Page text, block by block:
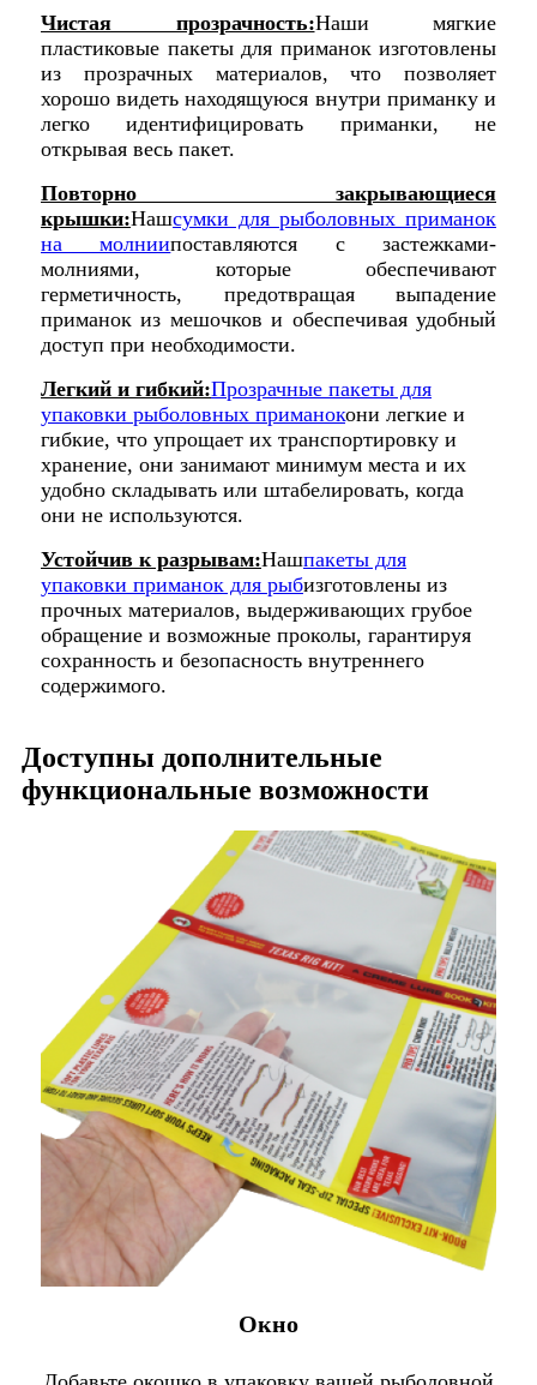
Чистая прозрачность:Наши мягкие
пластиковые пакеты для приманок изготовлены
из прозрачных материалов, что позволяет
хорошо видеть находящуюся внутри приманку и
легко идентифицировать приманки, не
открывая весь пакет.
Повторно закрывающиеся
крышки:Нашсумки для рыболовных приманок
на молниипоставляются с застежками-
молниями, которые обеспечивают
герметичность, предотвращая выпадение
приманок из мешочков и обеспечивая удобный
доступ при необходимости.
Легкий и гибкий:Прозрачные пакеты для
упаковки рыболовных приманокони легкие и
гибкие, что упрощает их транспортировку и
хранение, они занимают минимум места и их
удобно складывать или штабелировать, когда
они не используются.
Устойчив к разрывам:Нашпакеты для
упаковки приманок для рыбизготовлены из
прочных материалов, выдерживающих грубое
обращение и возможные проколы, гарантируя
сохранность и безопасность внутреннего
содержимого.
Доступны дополнительные
функциональные возможности
Окно